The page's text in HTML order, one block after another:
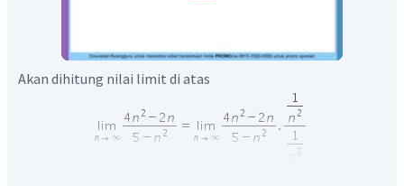
Akan dihitung nilai limit di atas